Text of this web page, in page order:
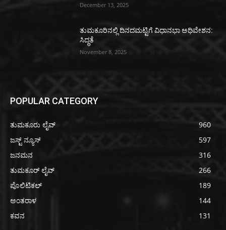
December 13, 2025
ತುಮಕೂರಿನಲ್ಲಿ ದಿನದಮಟ್ಟಿಗೆ ವಿಧಾನಭಾ ಅಧಿವೇಶನ:
ಸಿದ್ಧತೆ
November 8, 2025
POPULAR CATEGORY
ತುಮಕೂರು ಲೈವ್
960
ಜಸ್ಟ್ ನ್ಯೂಸ್
597
ಜನಮನ
316
ತುಮಕೂರ್ ಲೈವ್
266
ಪೊಲಿಟಿಕಲ್
189
ಅಂತರಾಳ
144
ಕವನ
131